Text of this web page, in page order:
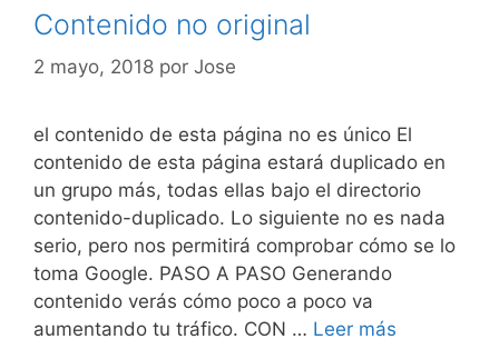
Contenido no original
2 mayo, 2018 por Jose
el contenido de esta página no es único El
contenido de esta página estará duplicado en
un grupo más, todas ellas bajo el directorio
contenido-duplicado. Lo siguiente no es nada
serio, pero nos permitirá comprobar cómo se lo
toma Google. PASO A PASO Generando
contenido verás cómo poco a poco va
aumentando tu tráfico. CON … Leer más